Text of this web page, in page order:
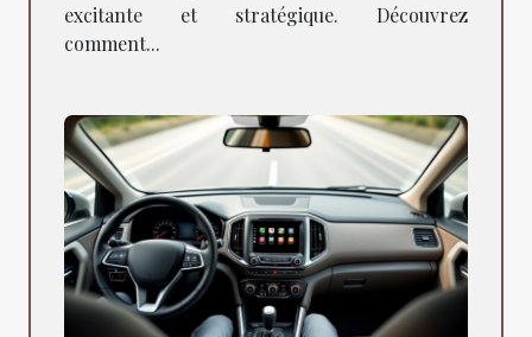
excitante et stratégique. Découvrez
comment...